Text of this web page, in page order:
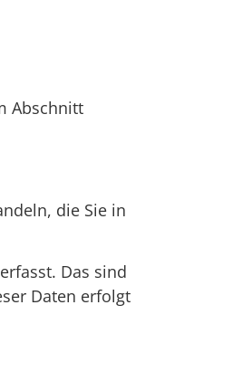
Abschnitt
die Sie in
Das sind
Daten erfolgt